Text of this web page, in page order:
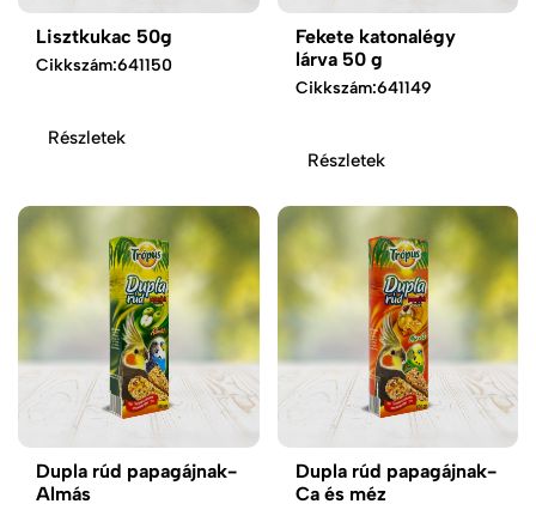
Lisztkukac 50g
Cikkszám:641150
Részletek
Fekete katonalégy
lárva 50 g
Cikkszám:641149
Részletek
Dupla rúd papagájnak-
Almás
Dupla rúd papagájnak-
Ca és méz